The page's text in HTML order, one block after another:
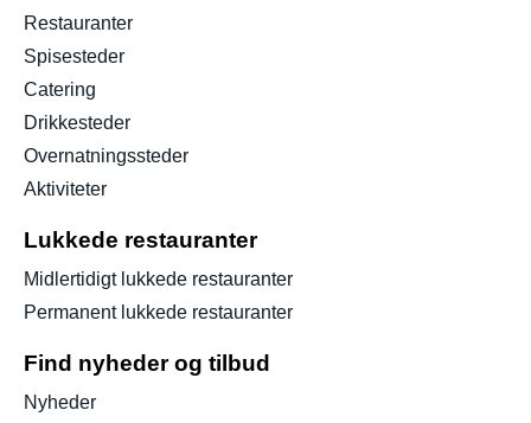
Restauranter
Spisesteder
Catering
Drikkesteder
Overnatningssteder
Aktiviteter
Lukkede restauranter
Midlertidigt lukkede restauranter
Permanent lukkede restauranter
Find nyheder og tilbud
Nyheder